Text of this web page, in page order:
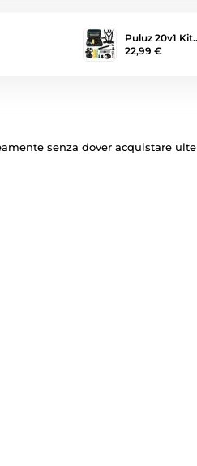
Puluz 20v1
22,99 €
senza dover acquistare